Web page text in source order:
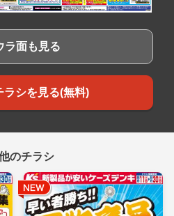
ラ面も見る
ラシを見る(無料)
のチラシ